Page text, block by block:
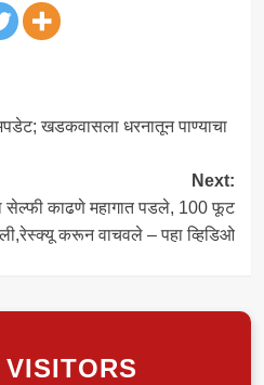
खडकवासला धरनातून पाण्याचा
Next:
सेल्फी काढणे महागात पडले, 100 फूट
करून वाचवले – पहा व्हिडिओ